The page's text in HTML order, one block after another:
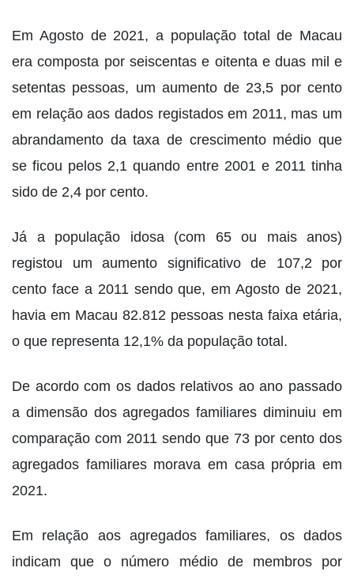
Em Agosto de 2021, a população total de Macau
era composta por seiscentas e oitenta e duas mil e
setentas pessoas, um aumento de 23,5 por cento
em relação aos dados registados em 2011, mas um
abrandamento da taxa de crescimento médio que
se ficou pelos 2,1 quando entre 2001 e 2011 tinha
sido de 2,4 por cento.
Já a população idosa (com 65 ou mais anos)
registou um aumento significativo de 107,2 por
cento face a 2011 sendo que, em Agosto de 2021,
havia em Macau 82.812 pessoas nesta faixa etária,
o que representa 12,1% da população total.
De acordo com os dados relativos ao ano passado
a dimensão dos agregados familiares diminuiu em
comparação com 2011 sendo que 73 por cento dos
agregados familiares morava em casa própria em
2021.
Em relação aos agregados familiares, os dados
indicam que o número médio de membros por